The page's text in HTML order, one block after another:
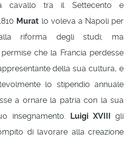
cavallo tra il Settecento e
Murat lo voleva a Napoli per
alla riforma degli studi; ma
che la Francia perdesse
della sua cultura, e
lo stipendio annuale
a ornare la patria con la sua
insegnamento. Luigi XVIII gli
di lavorare alla creazione